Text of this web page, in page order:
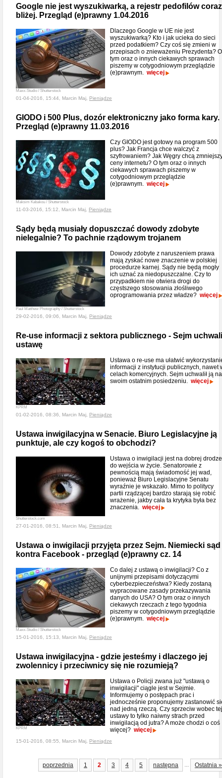
Google nie jest wyszukiwarką, a rejestr pedofilów coraz
bliżej. Przegląd (e)prawny 1.04.2016
Maxx-Studio / Shutterstock
Dlaczego Google w UE nie jest
wyszukiwarką? Kto i jak ucieka do sieci
przed podatkiem? Czy coś się zmieni w
przepisach o znieważeniu Prezydenta? O
tym oraz o innych ciekawych sprawach
piszemy w cotygodniowym przeglądzie
(e)prawnym. więcej
01-04-2016, 15:44, Marcin Maj, Pieniądze
GIODO i 500 Plus, dozór elektroniczny jako forma kary.
Przegląd (e)prawny 11.03.2016
Maksim Kabakou / Shutterstock
Czy GIODO jest gotowy na program 500
plus? Jak Francja chce walczyć z
szyfrowaniem? Jak Węgry chcą
ceny internetu? O tym oraz o innych
ciekawych sprawach piszemy w
cotygodniowym przeglądzie
(e)prawnym. więcej
11-03-2016, 15:12, Marcin Maj, Pieniądze
Sądy będą musiały dopuszczać dowody zdobyte
nielegalnie? To pachnie rządowym trojanem
Paul Matthew Photography / Shutterstock
Dowody zdobyte z naruszeniem prawa
mają zyskać nowe znaczenie w polskiej
procedurze karnej. Sądy nie będą mogły
ich uznać za niedopuszczalne. Czy to
przypadkiem nie otwiera drogi do
częstszego stosowania złośliwego
oprogramowania przez władze? więcej
29-02-2016, 09:06, Marcin Maj, Pieniądze
Re-use informacji z sektora publicznego - Sejm
ustawę
KPRM
Ustawa o re-use ma ułatwić
informacji z instytucji publicznych, nawet
celach komercyjnych. Sejm uchwalił ją na
swoim ostatnim posiedzeniu. więcej
01-02-2016, 08:36, Marcin Maj, Pieniądze
Ustawa inwigilacyjna w Senacie. Biuro Legislacyjne ją
punktuje, ale czy kogoś to obchodzi?
Shutterstock.com
Ustawa o inwigilacji jest na dobrej drodze
do wejścia w życie. Senatorowie z
pewnością mają świadomość jej wad,
ponieważ Biuro Legislacyjne Senatu
wyraźnie je wskazało. Mimo to politycy
partii rządzącej bardzo starają się robić
wrażenie, jakby cała ta krytyka była bez
znaczenia. więcej
27-01-2016, 08:51, Marcin Maj, Pieniądze
Ustawa o inwigilacji przyjęta przez Sejm. Niemiecki sąd
kontra Facebook - przegląd (e)prawny cz. 14
Maxx-Studio / Shutterstock
Co dalej z ustawą o inwigilacji? Co z
unijnymi przepisami dotyczącymi
cyberbezpieczeństwa? Kiedy zostaną
wypracowane zasady przekazywania
danych do USA? O tym oraz o innych
ciekawych rzeczach z tego tygodnia
piszemy w cotygodniowym przeglądzie
(e)prawnym. więcej
15-01-2016, 15:13, Marcin Maj, Pieniądze
Ustawa inwigilacyjna - gdzie jesteśmy i dlaczego jej
zwolennicy i przeciwnicy się nie rozumieją?
KPRM
Ustawa o Policji zwana już "ustawą o
inwigilacji" ciągle jest w Sejmie.
Informujemy o postępach prac i
jednocześnie proponujemy zastanowić
nad jedną rzeczą. Czy sprzeciw wobec tej
ustawy to tylko naiwny strach przed
inwigilacją od jutra? A może chodzi o coś
więcej? więcej
15-01-2016, 08:55, Marcin Maj, Pieniądze
poprzednia 1 2 3 4 5 następna ... Ostatnia »